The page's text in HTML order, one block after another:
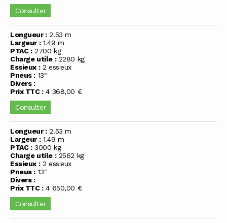
Consulter
Longueur :2.53 m
Largeur :1.49 m
PTAC :2700 kg
Charge utile :2280 kg
Essieux :2 essieux
Pneus : 13"
Divers :
Prix TTC :4 368,00 €
Consulter
Longueur :2.53 m
Largeur :1.49 m
PTAC :3000 kg
Charge utile :2562 kg
Essieux :2 essieux
Pneus : 13"
Divers :
Prix TTC :4 650,00 €
Consulter